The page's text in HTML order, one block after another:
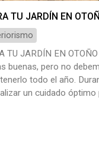
TU JARDÍN EN
TU JARDÍN EN
buenas, pero no
todo el año.
un cuidado óptimo
a darte algunos